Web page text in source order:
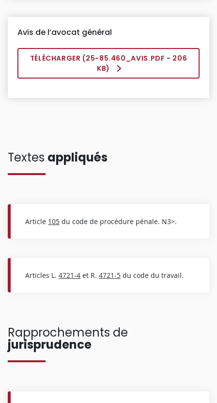
Avis de l’avocat général
TÉLÉCHARGER (25-85.460_AVIS.PDF - 206
KB)
Textes appliqués
Article 105 du code de procédure pénale. N3>.
Articles L. 4721-4 et R. 4721-5 du code du travail.
Rapprochements de
jurisprudence